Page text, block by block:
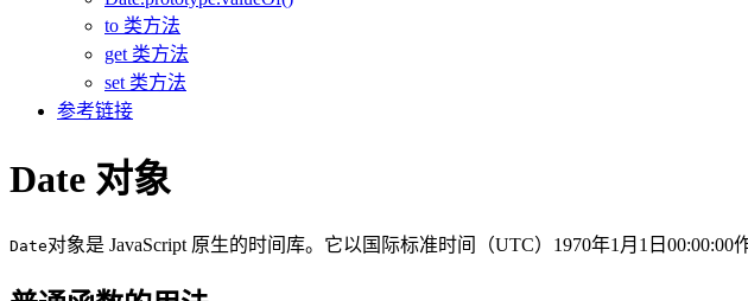
to 类方法
get 类方法
set 类方法
参考链接
Date 对象
Date对象是 JavaScript 原生的时间库。它以国际标准时间（UTC）1970年1月1日